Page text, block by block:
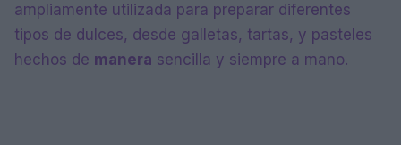
ampliamente utilizada para preparar diferentes
tipos de dulces, desde galletas, tartas, y pasteles
hechos de manera sencilla y siempre a mano.